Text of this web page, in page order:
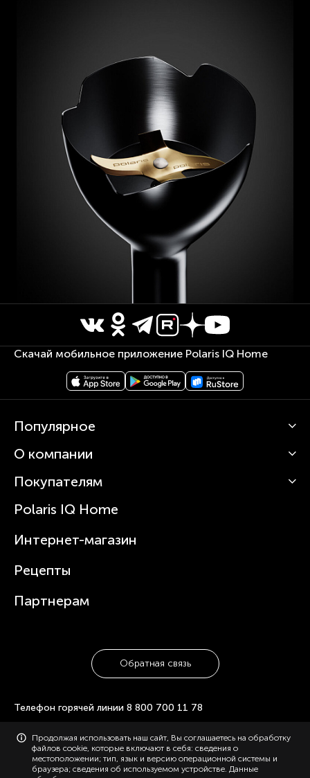
Скачай мобильное приложение Polaris IQ Home
Популярное
Кофемашины
Вертикальные пылесосы
Зубные щетки и ирригаторы
Увлажнители
Посуда
О компании
О Polaris
Статьи
Покупателям
Сервисные центры
Где купить
Polaris IQ Home
Интернет-магазин
Рецепты
Партнерам
Обратная связь
Телефон горячей линии 8 800 700 11 78
© 2006-2026 «Polaris». Все права защищены. Использование
материалов с сайта polaris.ru возможно только с разрешения
администрации, с указанием активной ссылки на сайт.
Конфиденциальность
Карта сайта
Продолжая использовать наш сайт, Вы соглашаетесь на обработку
файлов cookie, которые включают в себя: сведения о
местоположении; тип, язык и версию операционной системы и
браузера; сведения об используемом устройстве. Данные